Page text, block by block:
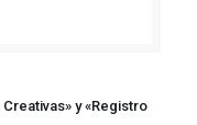
y «Registro